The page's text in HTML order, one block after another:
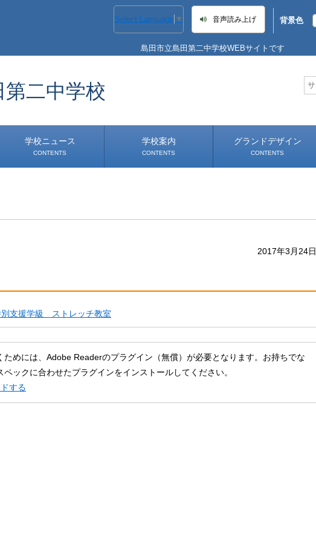
Select Language ▼ 音声読み上げ 背景色
島田市立島田第二中学校WEBサイトです
二中学校
学校ニュース
CONTENTS
学校案内
CONTENTS
グランドデザイン
CONTENTS
2017年3月24日
支援学級 ストレッチ教室
ためには、Adobe Readerのプラグイン（無償）が必要となります。お持ちでな
ックに合わせたプラグインをインストールしてください。
する